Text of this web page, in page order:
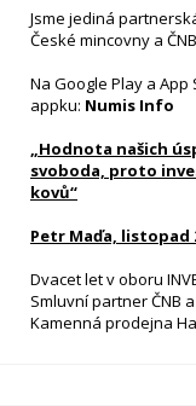
Jsme jediná
České mincovny a
Na Google Play a
appku: Numis Info
„Hodnota našich
svoboda, proto
kovů“
Petr Maďa, listopad
Dvacet let v oboru
Smluvní partner ČNB a
Kamenná prodejna